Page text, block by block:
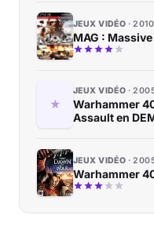
JEUX VIDÉO 2010
MAG :
JEUX VIDÉO
Warhammer
Assault en
JEUX VIDÉO
Warhammer